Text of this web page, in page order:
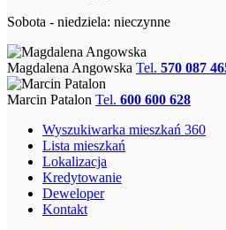
Sobota - niedziela: nieczynne
Magdalena Angowska Tel. 570 087
Marcin Patalon Tel. 600 600 628
Wyszukiwarka mieszkań 360
Lista mieszkań
Lokalizacja
Kredytowanie
Deweloper
Kontakt